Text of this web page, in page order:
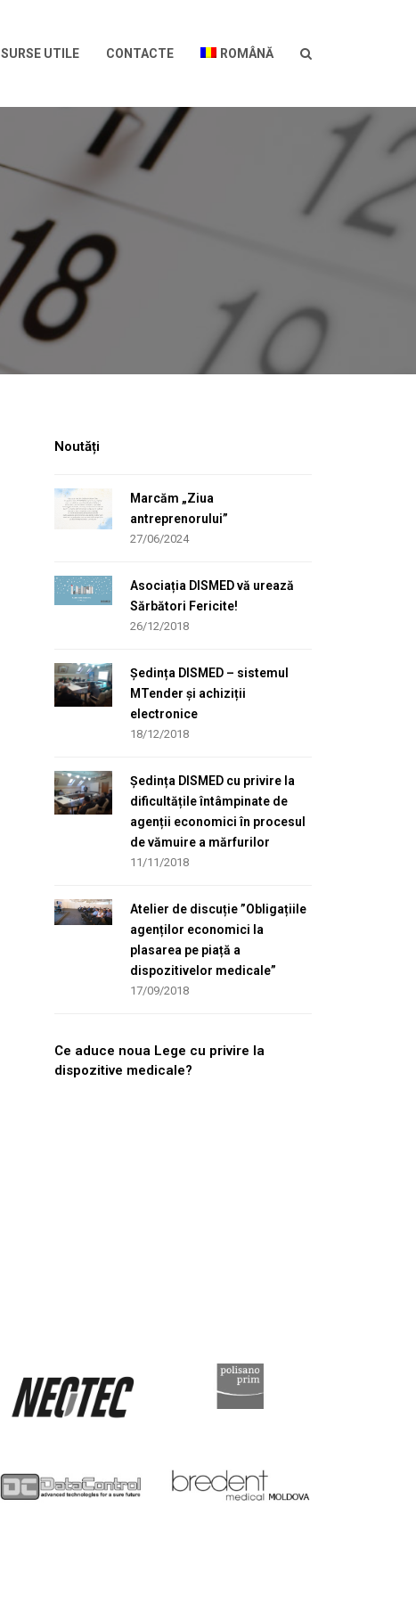
SURSE UTILE CONTACTE ROMÂNĂ
Noutăți
Marcăm „Ziua
antreprenorului”
27/06/2024
Asociația DISMED vă urează
Sărbători Fericite!
26/12/2018
Ședința DISMED – sistemul
MTender și achiziții
electronice
18/12/2018
Ședința DISMED cu privire la
dificultățile întâmpinate de
agenții economici în procesul
de vămuire a mărfurilor
11/11/2018
Atelier de discuție ”Obligațiile
agenților economici la
plasarea pe piață a
dispozitivelor medicale”
17/09/2018
Ce aduce noua Lege cu privire la
dispozitive medicale?